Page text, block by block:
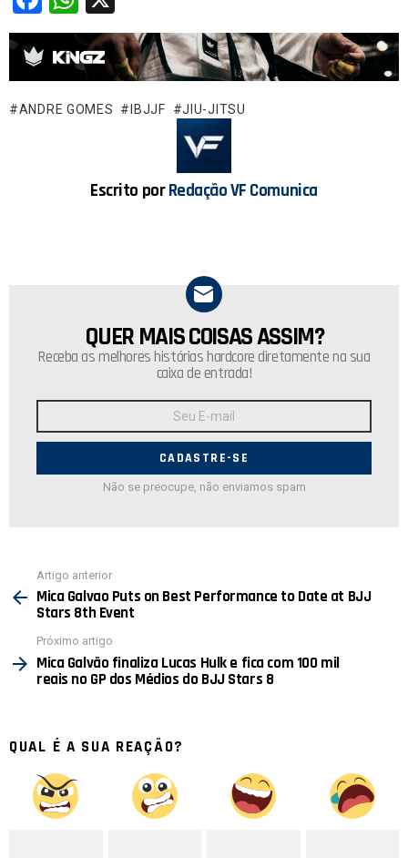
a
ce
b
o
h
at
s
A
ANDRE GOMES IBJJF JIU-JITSU
Escrito porRedação VF Comunica
NEWSLETTER
QUER MAIS COISAS ASSIM?
Receba as melhores histórias hardcore diretamente na sua
caixa de entrada!
E-
Não se preocupe, não enviamos spam
mais
Artigo anterior
Mica Galvao Puts on Best Performance to Date at BJJ
Stars 8th Event
Próximo artigo
Mica Galvão finaliza Lucas Hulk e fica com 100 mil
reais no GP dos Médios do BJJ Stars 8
QUAL É A SUA REAÇÃO?